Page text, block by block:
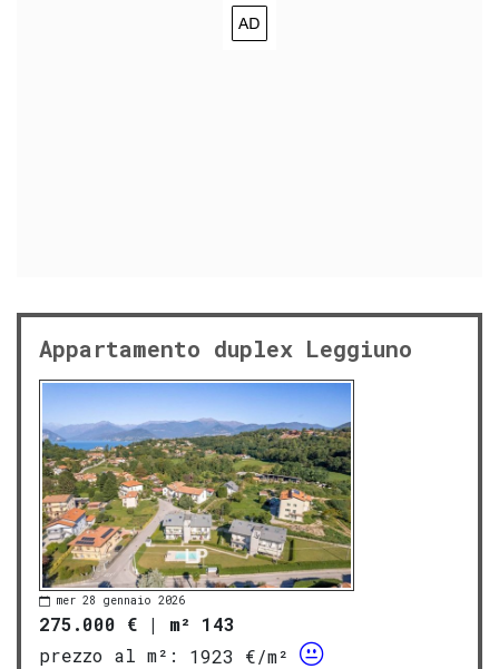
Appartamento duplex Leggiuno
mer 28 gennaio 2026
275.000 € | m² 143
prezzo al m²:
1923 €/m²